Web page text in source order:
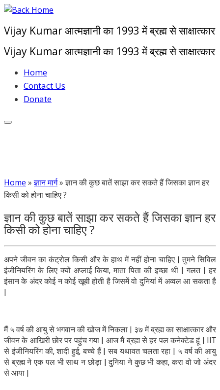
Skip
content
Vijay Kumar आत्मज्ञानी का 1993 में ब्रह्म से साक्षात्कार
Vijay Kumar आत्मज्ञानी का 1993 में ब्रह्म से साक्षात्कार
Home
Contact Us
Donate
Home » ज्ञान मार्ग» ज्ञान की कुछ बातें साझा कर सकते हैं जिसका ज्ञान हर
किसी को होना चाहिए ?
ज्ञान की कुछ बातें साझा कर सकते हैं जिसका ज्ञान हर
किसी को होना चाहिए ?
अपने जीवन का कंट्रोल किसी और के हाथ में नहीं होना चाहिए | तुमने सिविल
इंजीनियरिंग के लिए क्यों अप्लाई किया, माता पिता की इच्छा थी | गलत | हर
इंसान के अंदर कोई न कोई खूबी होती है जिसमें वो दुनियां में अव्वल आ सकता है
|
मैं ५ वर्ष की आयु से भगवान की खोज में निकला | ३७ में ब्रह्म का साक्षात्कार और
जीवन के आखिरी छोर पर पहुंच गया | आज मैं ब्रह्म से हर पल कनेक्टेड हूं | IIT
से इंजीनियरिंग की, शादी हुई, बच्चे हैं | सब यथावत चलता रहा | ५ वर्ष की आयु
से ब्रह्म ने एक पल भी साथ न छोड़ा | दुनिया ने कुछ भी कहा, करा वो जो अंदर
से आया |